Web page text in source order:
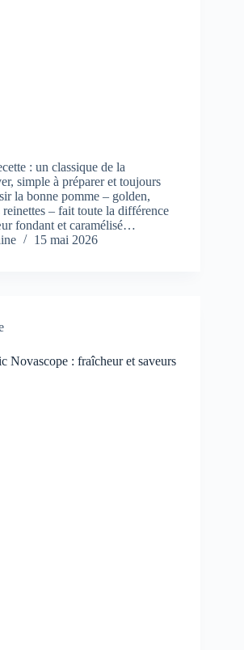
: un classique de la
simple à préparer et toujours
la bonne pomme – golden,
– fait toute la différence
fondant et caramélisé…
15 mai 2026
Novascope : fraîcheur et saveurs